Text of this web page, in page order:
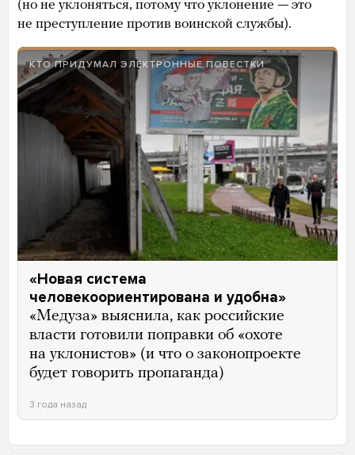
(но не уклоняться, потому что уклонение — это
не преступление против воинской службы).
КТО ПРИДУМАЛ ЭЛЕКТРОННЫЕ ПОВЕСТКИ
«Новая система
человекоориентирована и удобна»
«Медуза» выяснила, как российские
власти готовили поправки об «охоте
на уклонистов» (и что о законопроекте
будет говорить пропаганда)
3 года назад